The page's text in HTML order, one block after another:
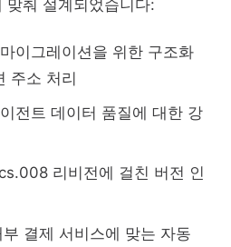
맞춰 설계되었습니다:
이그레이션을 위한 구조화
주소 처리
전트 데이터 품질에 대한 강
리비전에 걸친 버전 인
결제 서비스에 맞는 자동